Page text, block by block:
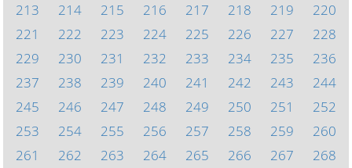
213
214 215 216 217 218 219
220
221
222 223 224 225 226 227
228
229
230 231 232 233 234 235
236
237
238 239 240 241 242 243
244
245
246 247 248 249 250 251
252
253
254 255 256 257 258 259
260
261
262 263 264 265 266 267
268